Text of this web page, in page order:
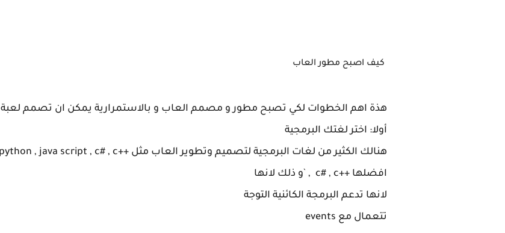
كيف اصبح مطور العاب
هذة اهم الخطوات لكي تصبح مطور و مصمم العاب و بالاستمرارية يمكن ان تصمم لعبة pubg القادمة
أولا: اختر لغتك البرمجية
افضلها ++c# , c , `و ذلك لانها
لانها تدعم البرمجة الكائنية التوجة
تتعمال مع events